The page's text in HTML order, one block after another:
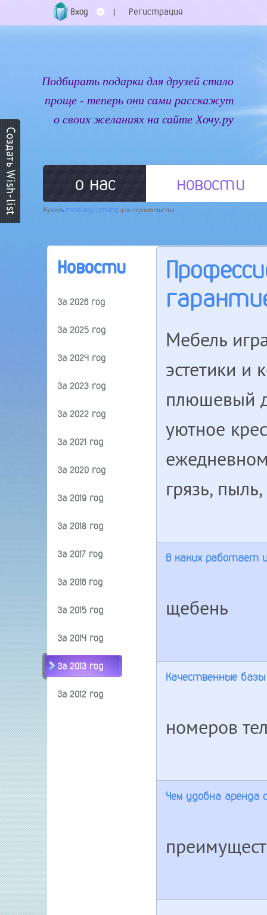
Вход | Регистрация
Подбирать подарки для друзей стало
проще - теперь они сами расскажут
о своих желаниях на сайте Хочу.ру
о нас новости
Купить технику Lonking для строительства
Новости
За 2026 год
За 2025 год
За 2024 год
За 2023 год
За 2022 год
За 2021 год
За 2020 год
За 2019 год
За 2018 год
За 2017 год
За 2016 год
За 2015 год
За 2014 год
За 2013 год
За 2012 год
Мебель
эстетики
плюшевый
уютное
грязь,
В каких работает
щебень
Качественные
номеров
Чем удобна аренда